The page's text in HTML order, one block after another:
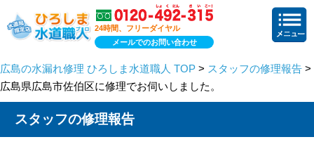
24時間、フリーダイヤル
メールでのお問い合わせ
広島の水漏れ修理 ひろしま水道職人 TOP > スタッフの修理報告 >
広島県広島市佐伯区に修理でお伺いしました。
スタッフの修理報告